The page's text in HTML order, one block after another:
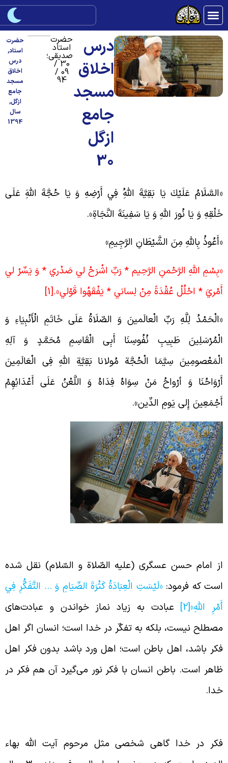
درس
اخلاق
مسجد
جامع
ازگل
30
حضرت
استاد
صدیقی؛
30 /
09 /
94
حضرت
استاد,
درس
اخلاق
مسجد
جامع
ازگل,
سال
1394
عَلَيْكَ يَا بَقِيَّةَ اللَّهُِ فِي أَرْضِهِ وَ يَا حُجَّةَ اللَّهَِ عَلَى
وَ يَا نُورَ اللَّهِ وَ يَا سَفِينَةَ النَّجَاةِ».
بِاللَّهِ مِنَ الشَّيْطَانِ الرَّجِيمِ»
اللَّهِ الرَّحْمنِ الرَّحِيم‏ * رَبِّ اشْرَحْ لي‏ صَدْري * وَ يَسِّرْ لي‏
* احْلُلْ عُقْدَةً مِنْ لِساني‏ * يَفْقَهُوا قَوْلي‏».[1]
لِلَّهِ رَبِّ الْعالَمينَ وَ الصّلَاةُ عَلَی خَاتَمِ الْأَنْبِيَاءِ وَ
طَبِیبِ نُفُوسِنَا أَبِی الْقَاسِمِ مُحَمَّدٍ وَ آلِهِ
سِیَّمَا الْحُجَّة مُولانا بَقِیَّةِ اللهِ فِی الْعَالَمِینَ
وَ أرْواحُ مَنْ سِوَاهُ فِدَاهُ وَ اللَّعْنُ عَلَی أَعْدَائِهِمْ
إِلی یَومِ الدِّین».
امام حسن عسگری (علیه الصّلاة و السّلام) نقل شده
که فرمود:«لَيْسَتِ‏ الْعِبَادَةُ كَثْرَةَ الصِّيَامِ وَ … التَّفَكُّرِ فِي
اللَّهِ»[2] عبادت به زیاد نماز خواندن و عبادت‌های
نیست، بلکه به تفکّر در خدا است؛ انسان اگر اهل
باشد، اهل باطن است؛ اهل ورد باشد بدون فکر اهل
است. باطن انسان با فکر نور می‌گیرد آن هم فکر در
در خدا گاهی شخصی مثل مرحوم آیت الله بهاء